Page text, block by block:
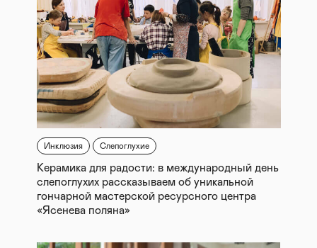
Инклюзия Слепоглухие
Керамика для радости: в международный день
слепоглухих рассказываем об уникальной
гончарной мастерской ресурсного центра
«Ясенева поляна»